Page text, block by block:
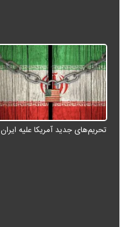
تحریم‌های جدید آمریکا علیه ایران